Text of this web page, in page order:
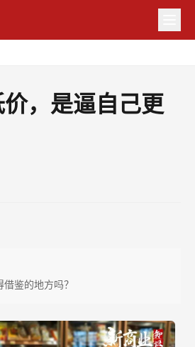
，是逼自己更
鉴的地方吗？